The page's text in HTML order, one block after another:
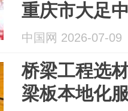
重庆市大足
中国网 2026-07-09
桥梁工程选
梁板本地化